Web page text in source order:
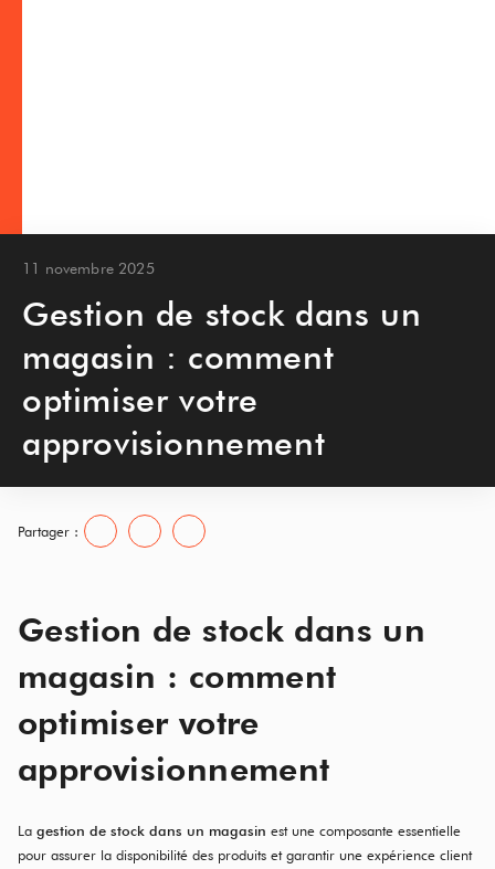
11 novembre 2025
Gestion de stock dans un
magasin : comment
optimiser votre
approvisionnement
Partager :
Gestion de stock dans un
magasin : comment
optimiser votre
approvisionnement
La gestion de stock dans un magasin est une composante essentielle
pour assurer la disponibilité des produits et garantir une expérience client